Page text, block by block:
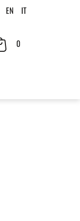
EN IT
Votre
0